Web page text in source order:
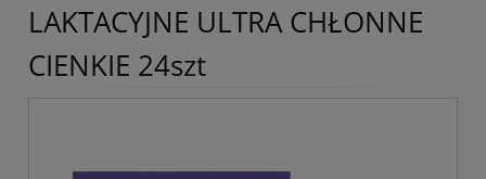
LAKTACYJNE ULTRA CHŁONNE
CIENKIE 24szt